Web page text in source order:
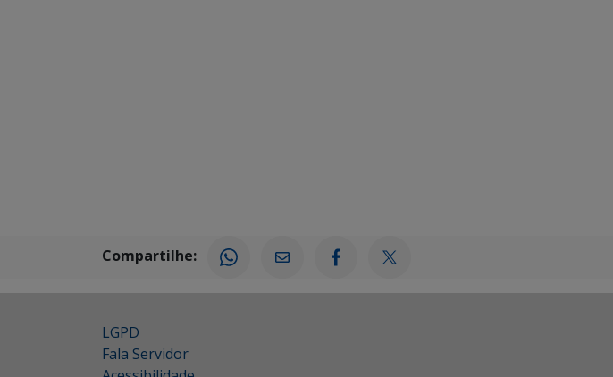
Compartilhe:
LGPD
Fala Servidor